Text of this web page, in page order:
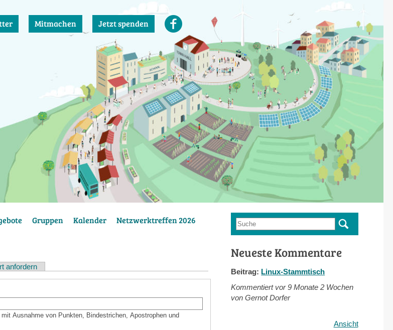
Mitmachen Jetzt spenden
Gruppen Kalender Netzwerktreffen 2026
anfordern
Ausnahme von Punkten, Bindestrichen, Apostrophen und
Suchformular
Suche
Neueste Kommentare
Beitrag: Linux-Stammtisch
Kommentiert vor9 Monate 2 Wochen
von Gernot Dorfer
Ansicht